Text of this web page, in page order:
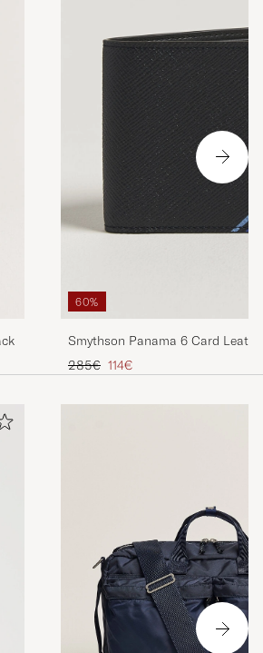
60%
Smythson Panama 6 Card
Navy
Regulärer Preis
285€ Reduzierter Preis
114€